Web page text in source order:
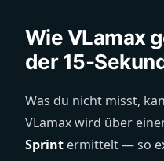
Wie VLamax
der 15-
Was du nicht misst,
VLamax wird über
Sprint ermittelt — so